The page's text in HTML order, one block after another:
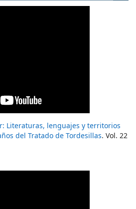
Literaturas, lenguajes y territorios
del Tratado de Tordesillas. Vol. 22